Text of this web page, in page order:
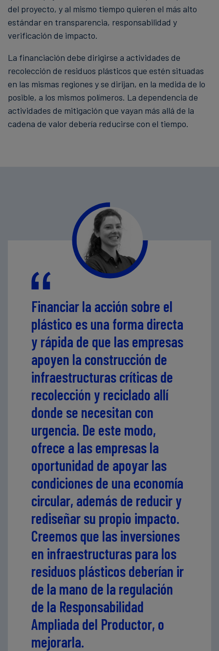
del proyecto, y al mismo tiempo quieren el más alto
estándar en transparencia, responsabilidad y
verificación de impacto.
La financiación debe dirigirse a actividades de
recolección de residuos plásticos que estén situadas
en las mismas regiones y se dirijan, en la medida de lo
posible, a los mismos polímeros. La dependencia de
actividades de mitigación que vayan más allá de la
cadena de valor debería reducirse con el tiempo.
Financiar la acción sobre el
plástico es una forma directa
y rápida de que las empresas
apoyen la construcción de
infraestructuras críticas de
recolección y reciclado allí
donde se necesitan con
urgencia. De este modo,
ofrece a las empresas la
oportunidad de apoyar las
condiciones de una economía
circular, además de reducir y
rediseñar su propio impacto.
Creemos que las inversiones
en infraestructuras para los
residuos plásticos deberían ir
de la mano de la regulación
de la Responsabilidad
Ampliada del Productor, o
mejorarla.